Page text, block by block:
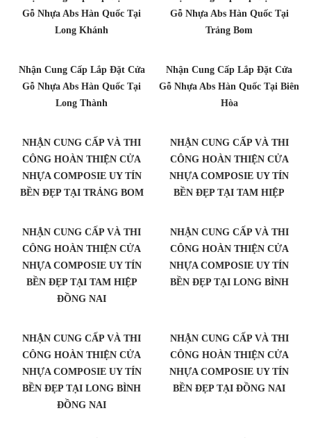
Gỗ Nhựa Abs Hàn Quốc Tại
Long Khánh
Gỗ Nhựa Abs Hàn Quốc Tại
Trảng Bom
Nhận Cung Cấp Lắp Đặt Cửa
Gỗ Nhựa Abs Hàn Quốc Tại
Long Thành
Nhận Cung Cấp Lắp Đặt Cửa
Gỗ Nhựa Abs Hàn Quốc Tại Biên
Hòa
NHẬN CUNG CẤP VÀ THI
CÔNG HOÀN THIỆN CỬA
NHỰA COMPOSIE UY TÍN
BỀN ĐẸP TẠI TRẢNG BOM
NHẬN CUNG CẤP VÀ THI
CÔNG HOÀN THIỆN CỬA
NHỰA COMPOSIE UY TÍN
BỀN ĐẸP TẠI TAM HIỆP
NHẬN CUNG CẤP VÀ THI
CÔNG HOÀN THIỆN CỬA
NHỰA COMPOSIE UY TÍN
BỀN ĐẸP TẠI TAM HIỆP
ĐỒNG NAI
NHẬN CUNG CẤP VÀ THI
CÔNG HOÀN THIỆN CỬA
NHỰA COMPOSIE UY TÍN
BỀN ĐẸP TẠI LONG BÌNH
NHẬN CUNG CẤP VÀ THI
CÔNG HOÀN THIỆN CỬA
NHỰA COMPOSIE UY TÍN
BỀN ĐẸP TẠI LONG BÌNH
ĐỒNG NAI
NHẬN CUNG CẤP VÀ THI
CÔNG HOÀN THIỆN CỬA
NHỰA COMPOSIE UY TÍN
BỀN ĐẸP TẠI ĐỒNG NAI